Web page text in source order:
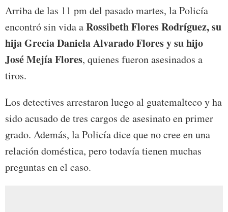
Arriba de las 11 pm del pasado martes, la Policía
encontró sin vida aRossibeth Flores Rodríguez, su
hija Grecia Daniela Alvarado Flores y su hijo
José Mejía Flores, quienes fueron asesinados a
tiros.
Los detectives arrestaron luego al guatemalteco y ha
sido acusado de tres cargos de asesinato en primer
grado. Además, la Policía dice que no cree en una
relación doméstica, pero todavía tienen muchas
preguntas en el caso.